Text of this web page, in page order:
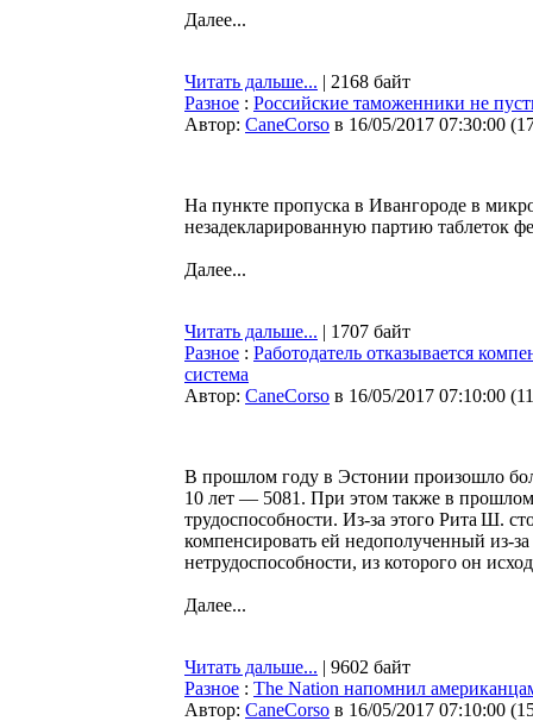
Далее...
Читать дальше... | 2168 байт
Разное : Российские таможенники не
Автор: CaneCorso в 16/05/2017 07:30:00 (
На пункте пропуска в Ивангороде в
незадекларированную партию таблеток
Далее...
Читать дальше... | 1707 байт
Разное : Работодатель отказывается
система
Автор: CaneCorso в 16/05/2017 07:10:00 (
В прошлом году в Эстонии произошло
10 лет — 5081. При этом также в
трудоспособности. Из-за этого Рита Ш.
компенсировать ей недополученный из-
нетрудоспособности, из которого он
Далее...
Читать дальше... | 9602 байт
Разное : The Nation напомнил
Автор: CaneCorso в 16/05/2017 07:10:00 (